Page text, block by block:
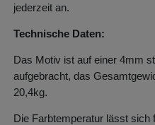
jederzeit an.
Technische Daten:
Das Motiv ist auf einer 4mm
aufgebracht, das
20,4kg.
Die Farbtemperatur lässt sich